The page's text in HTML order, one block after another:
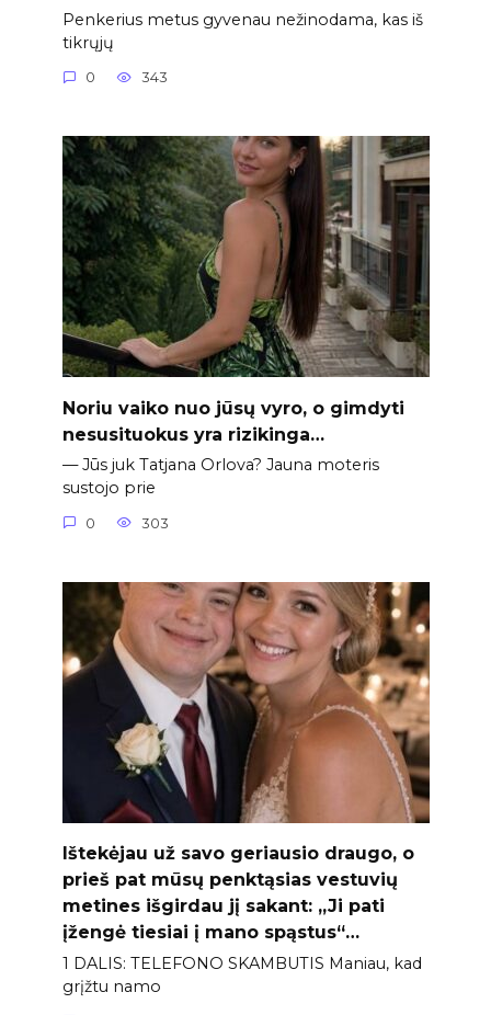
Penkerius metus gyvenau nežinodama, kas iš
tikrųjų
0 343
Noriu vaiko nuo jūsų vyro, o gimdyti
nesusituokus yra rizikinga…
— Jūs juk Tatjana Orlova? Jauna moteris
sustojo prie
0 303
Ištekėjau už savo geriausio draugo, o
prieš pat mūsų penktąsias vestuvių
metines išgirdau jį sakant: „Ji pati
įžengė tiesiai į mano spąstus“…
1 DALIS: TELEFONO SKAMBUTIS Maniau, kad
grįžtu namo